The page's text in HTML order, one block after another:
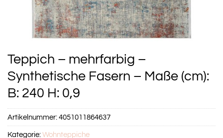
Teppich – mehrfarbig –
Synthetische Fasern – Maße (cm):
B: 240 H: 0,9
Artikelnummer:4051011864637
Kategorie:Wohnteppiche